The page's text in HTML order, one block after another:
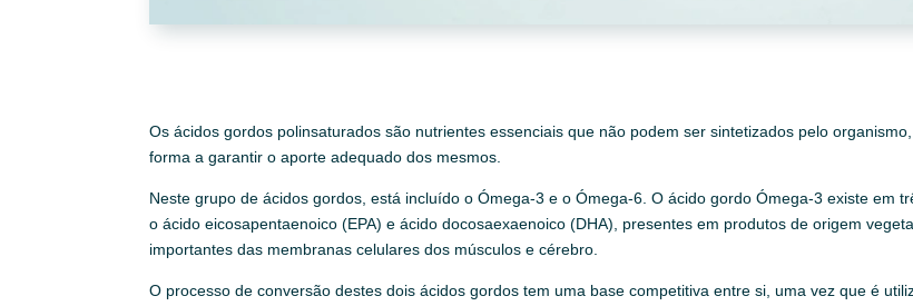
Os ácidos gordos polinsaturados são nutrientes essenciais que não podem ser sintetizados pelo
forma a garantir o aporte adequado dos mesmos.
Neste grupo de ácidos gordos, está incluído o Ómega-3 e o Ómega-6. O ácido gordo Ómega-3 existe em
o ácido eicosapentaenoico (EPA) e ácido docosaexaenoico (DHA), presentes em produtos de origem
importantes das membranas celulares dos músculos e cérebro.
O processo de conversão destes dois ácidos gordos tem uma base competitiva entre si, uma vez que é